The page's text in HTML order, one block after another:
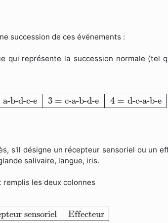
succession de ces événements :
qui représente la succession normale (tel
a-b-d-c-e 3 = c-a-b-d-e 4 = d-c-a-b-e
b-d-c-e3=c-a-b-d-e4=d-c-a-b-e
s'il désigne un récepteur sensoriel ou un
salivaire, langue, iris.
les deux colonnes
sensoriel Effecteur
sensorielEffecteur